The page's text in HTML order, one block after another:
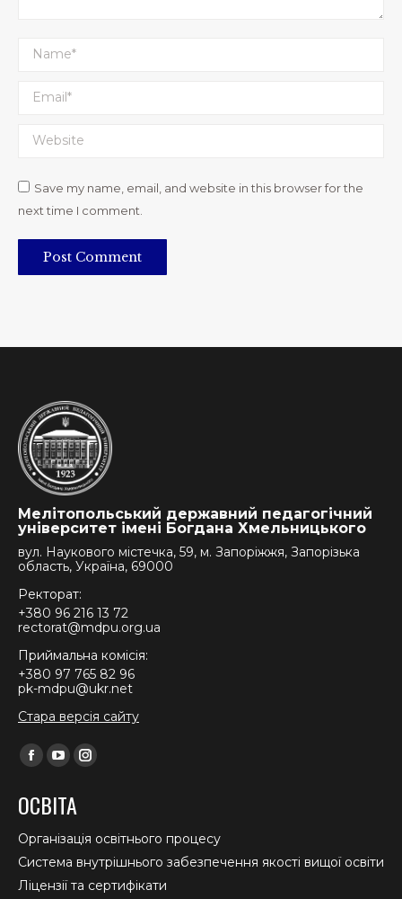
Name *
Email *
Website
Save my name, email, and website in this browser for the
next time I comment.
Post Comment
Мелітопольський державний педагогічний
університет імені Богдана Хмельницького
вул. Наукового містечка, 59, м. Запоріжжя, Запорізька
область, Україна, 69000
Ректорат:
+380 96 216 13 72
rectorat@mdpu.org.ua
Приймальна комісія:
+380 97 765 82 96
pk-mdpu@ukr.net
Стара версія сайту
Find us on:
Facebook
opens
in
new
window
YouTube
opens
in
new
window
Instagram
in
new
window
ОСВІТА
Організація освітнього процесу
Система внутрішнього забезпечення якості вищої освіти
Ліцензії та сертифікати